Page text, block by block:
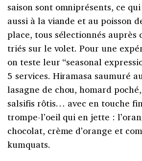
saison sont omniprésents, ce qui
aussi à la viande et au poisson
place, tous sélectionnés auprès
triés sur le volet. Pour une
on teste leur “seasonal
5 services. Hiramasa saumuré
lasagne de chou, homard
salsifis rôtis… avec en touche
trompe-l’oeil qui en jette :
chocolat, crème d’orange et
kumquats.